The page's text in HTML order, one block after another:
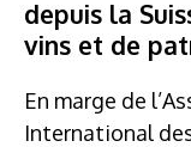
depuis la
vins et de
En marge de
International